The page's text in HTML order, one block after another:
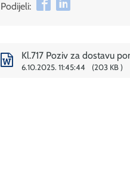
Podijeli:
Kl.717 Poziv za dostavu
6.10.2025. 11:45:44 203 KB